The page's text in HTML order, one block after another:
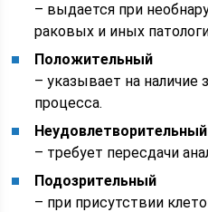
– выдается при
раковых и иных
Положительный
– указывает на наличие
процесса.
Неудовлетворительный
– требует пересдачи
Подозрительный
– при присутствии